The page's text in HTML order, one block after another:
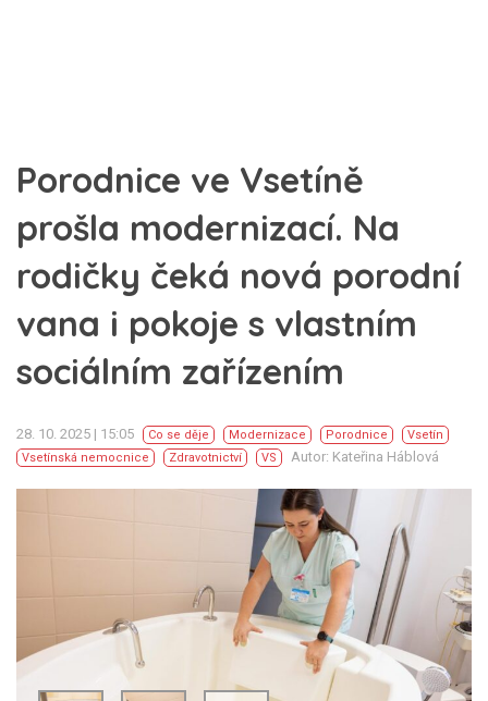
Porodnice ve Vsetíně
prošla modernizací. Na
rodičky čeká nová porodní
vana i pokoje s vlastním
sociálním zařízením
28. 10. 2025 | 15:05 Co se děje Modernizace Porodnice
Vsetín
Vsetínská nemocnice
Zdravotnictví VS Autor: Kateřina Háblová